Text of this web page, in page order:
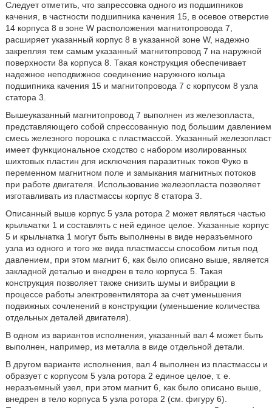
Следует отметить, что запрессовка одного из подшипников
качения, в частности подшипника качения 15, в осевое отверстие
14 корпуса 8 в зоне W расположения магнитопровода 7,
расширяет указанный корпус 8 в указанной зоне W, надежно
закрепляя тем самым указанный магнитопровод 7 на наружной
поверхности 8а корпуса 8. Такая конструкция обеспечивает
надежное неподвижное соединение наружного кольца
подшипника качения 15 и магнитопровода 7 с корпусом 8 узла
статора 3.
Вышеуказанный магнитопровод 7 выполнен из железопласта,
представляющего собой спрессованную под большим давлением
смесь железного порошка с пластмассой. Указанный железопласт
имеет функциональное сходство с набором изолированных
шихтовых пластин для исключения паразитных токов Фуко в
переменном магнитном поле и замыкания магнитных потоков
при работе двигателя. Использование железопласта позволяет
изготавливать из пластмассы корпус 8 статора 3.
Описанный выше корпус 5 узла ротора 2 может являться частью
крыльчатки 1 и составлять с ней единое целое. Указанные корпус
5 и крыльчатка 1 могут быть выполнены в виде неразъемного
узла из одного и того же вида пластмассы способом литья под
давлением, при этом магнит 6, как было описано выше, является
закладной деталью и внедрен в тело корпуса 5. Такая
конструкция позволяет также снизить шумы и вибрации в
процессе работы электровентилятора за счет уменьшения
подвижных сочленений в конструкции (уменьшение количества
отдельных деталей двигателя).
В одном из вариантов исполнения, указанный вал 4 может быть
выполнен, например, из металла в виде отдельной детали.
В другом варианте исполнения, вал 4 выполнен из пластмассы и
образует с корпусом 5 узла ротора 2 единое целое, т. е.
неразъемный узел, при этом магнит 6, как было описано выше,
внедрен в тело корпуса 5 узла ротора 2 (см. фигуру 6).